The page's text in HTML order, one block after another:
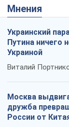
Мнения
Украинский
Путина ничего
Украиной
Виталий
Москва
дружба
России от